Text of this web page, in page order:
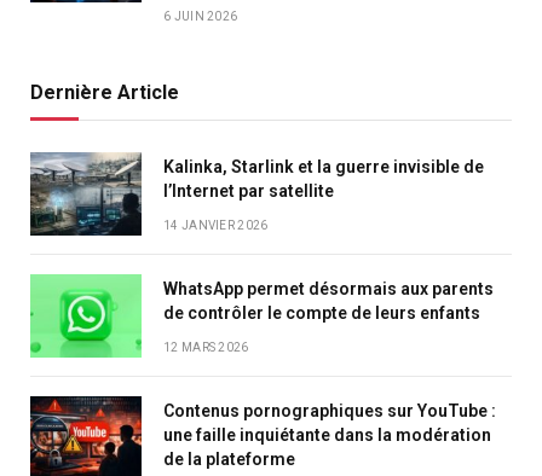
6 JUIN 2026
Dernière Article
Kalinka, Starlink et la guerre invisible de
l’Internet par satellite
14 JANVIER 2026
WhatsApp permet désormais aux parents
de contrôler le compte de leurs enfants
12 MARS 2026
Contenus pornographiques sur YouTube :
une faille inquiétante dans la modération
de la plateforme